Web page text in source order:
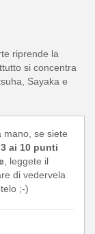
riprende la
si concentra
Sayaka e
mano, se siete
3 ai 10 punti
, leggete il
di vedervela
;-)